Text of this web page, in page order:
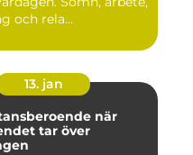
och rela...
13. jan
när
tar över